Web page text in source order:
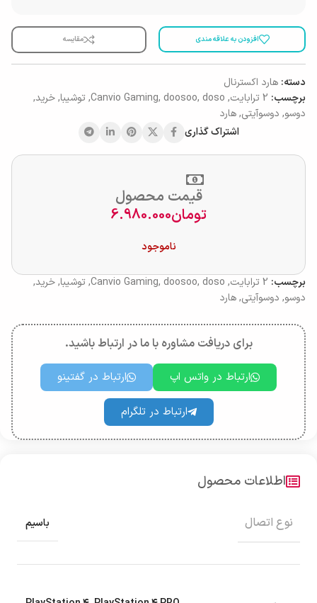
افزودن به علاقه مندی مقایسه
دسته: هارد اکسترنال
برچسب: 2 ترابایت ,
Canvio Gaming, doosoo, doso
,توشیبا,خرید,
دوسو, دوسوآیتی,هارد
اشتراک گذاری
قیمت محصول
تومان6.980.000
ناموجود
برچسب: 2 ترابایت ,
Canvio Gaming, doosoo, doso
,توشیبا,خرید,
دوسو, دوسوآیتی,هارد
برای دریافت مشاوره با ما در ارتباط باشید.
ارتباط در واتس اپ ارتباط در گفتینو
ارتباط در تلگرام
اطلاعات محصول
نوع اتصال باسیم